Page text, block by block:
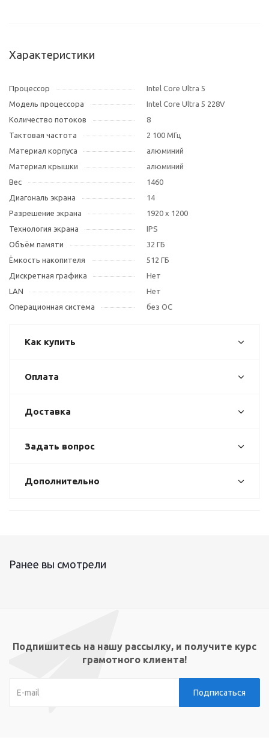
Характеристики
Процессор
Intel Core Ultra 5
Модель процессора
Intel Core Ultra 5 228V
Количество потоков
8
Тактовая частота
2 100 МГц
Материал корпуса
алюминий
Материал крышки
алюминий
Вес
1460
Диагональ экрана
14
Разрешение экрана
1920 x 1200
Технология экрана
IPS
Объём памяти
32 ГБ
Ёмкость накопителя
512 ГБ
Дискретная графика
Нет
LAN
Нет
Операционная система
без ОС
Как купить
Оплата
Доставка
Задать вопрос
Дополнительно
Ранее вы смотрели
Подпишитесь на нашу рассылку, и получите курс
грамотного клиента!